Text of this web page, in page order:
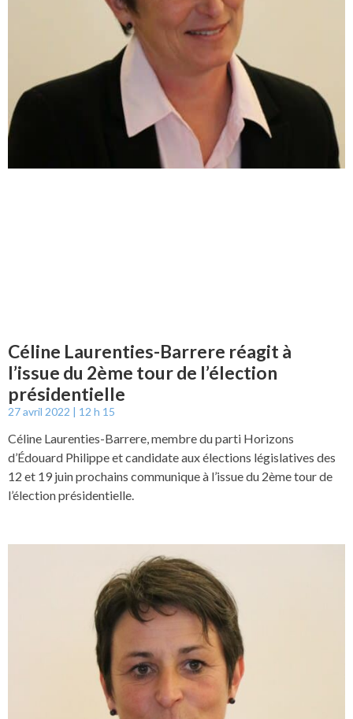
Céline Laurenties-Barrere réagit à
l’issue du 2ème tour de l’élection
présidentielle
27 avril 2022 12 h 15
Céline Laurenties-Barrere, membre du parti Horizons
d’Édouard Philippe et candidate aux élections législatives des
12 et 19 juin prochains communique à l’issue du 2ème tour de
l’élection présidentielle.